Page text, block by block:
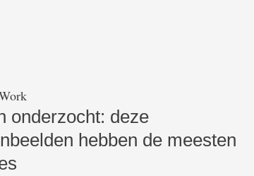
onderzocht: deze
hebben de meesten